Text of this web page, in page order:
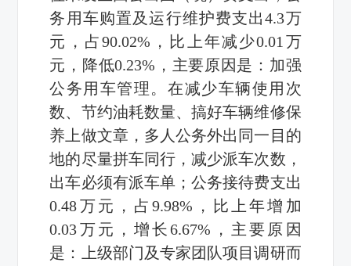
务用车购置及运行维护费支出4.3万
元，占90.02%，比上年减少0.01万
元，降低0.23%，主要原因是：加强
公务用车管理。在减少车辆使用次
数、节约油耗数量、搞好车辆维修保
养上做文章，多人公务外出同一目的
地的尽量拼车同行，减少派车次数，
出车必须有派车单；公务接待费支出
0.48万元，占9.98%，比上年增加
0.03万元，增长6.67%，主要原因
是：上级部门及专家团队项目调研而